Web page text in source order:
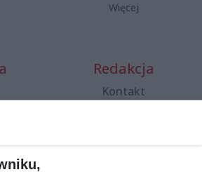
Więcej
Redakcja
Kontakt